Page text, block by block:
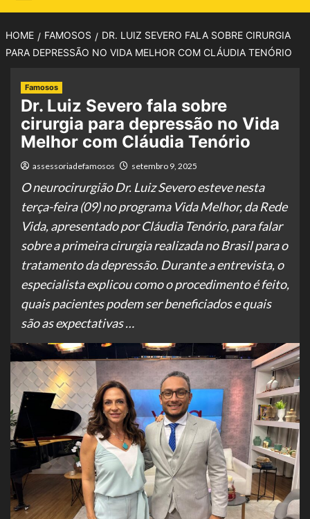
HOME FAMOSOS
DR. LUIZ SEVERO FALA SOBRE CIRURGIA
PARA DEPRESSÃO NO VIDA MELHOR COM CLÁUDIA TENÓRIO
Famosos
Dr. Luiz Severo fala sobre
cirurgia para depressão no Vida
Melhor com Cláudia Tenório
assessoriadefamosos setembro 9, 2025
O neurocirurgião Dr. Luiz Severo esteve nesta
terça-feira (09) no programa Vida Melhor, da Rede
Vida, apresentado por Cláudia Tenório, para falar
sobre a primeira cirurgia realizada no Brasil para o
tratamento da depressão. Durante a entrevista, o
especialista explicou como o procedimento é feito,
quais pacientes podem ser beneficiados e quais
são as expectativas …